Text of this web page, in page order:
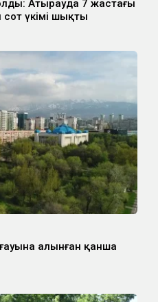
Атырауда 7 жастағы
үкімі шықты
алынған қанша